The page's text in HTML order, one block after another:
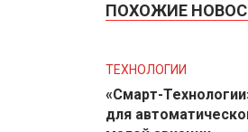
ПОХОЖИЕ
ТЕХНОЛОГИИ
«Смарт-
для